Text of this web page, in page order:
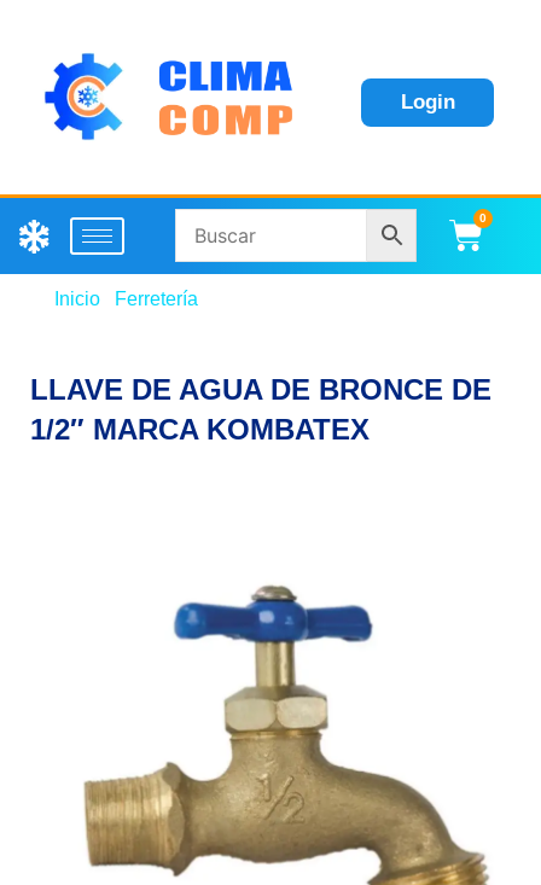
Login
0
Inicio Ferretería
LLAVE DE AGUA DE BRONCE DE
1/2″ MARCA KOMBATEX